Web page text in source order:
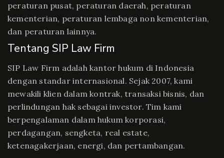
peraturan pusat, peraturan daerah, peraturan
kementerian, peraturan lembaga non kementerian,
dan peraturan lainnya.
Tentang SIP Law Firm
SIP Law Firm adalah kantor hukum di Indonesia
dengan standar internasional. Sejak 2007, kami
mewakili klien dalam kontrak, transaksi bisnis, dan
perlindungan hak sebagai investor. Tim kami
berpengalaman dalam hukum korporasi,
perdagangan, sengketa, real estate,
ketenagakerjaan, energi, dan pertambangan.